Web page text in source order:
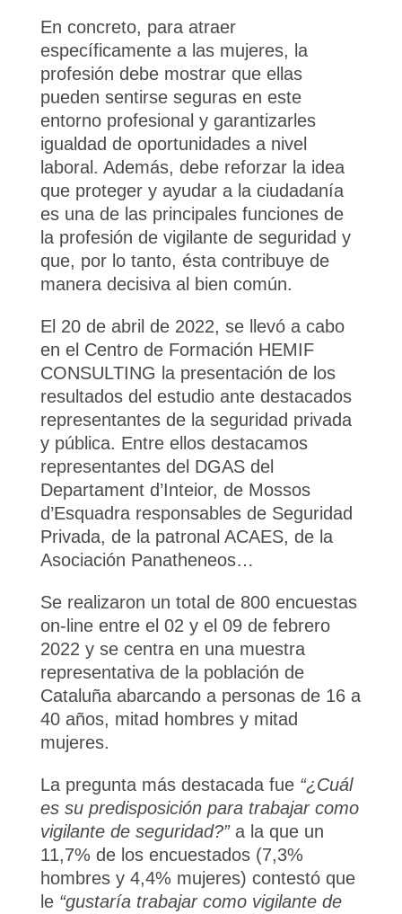
En concreto, para atraer
específicamente a las mujeres, la
profesión debe mostrar que ellas
pueden sentirse seguras en este
entorno profesional y garantizarles
igualdad de oportunidades a nivel
laboral. Además, debe reforzar la idea
que proteger y ayudar a la ciudadanía
es una de las principales funciones de
la profesión de vigilante de seguridad y
que, por lo tanto, ésta contribuye de
manera decisiva al bien común.
El 20 de abril de 2022, se llevó a cabo
en el Centro de Formación HEMIF
CONSULTING la presentación de los
resultados del estudio ante destacados
representantes de la seguridad privada
y pública. Entre ellos destacamos
representantes del DGAS del
Departament d’Inteior, de Mossos
d’Esquadra responsables de Seguridad
Privada, de la patronal ACAES, de la
Asociación Panatheneos…
Se realizaron un total de 800 encuestas
on-line entre el 02 y el 09 de febrero
2022 y se centra en una muestra
representativa de la población de
Cataluña abarcando a personas de 16 a
40 años, mitad hombres y mitad
mujeres.
La pregunta más destacada fue “¿Cuál
es su predisposición para trabajar como
vigilante de seguridad?”a la que un
11,7% de los encuestados (7,3%
hombres y 4,4% mujeres) contestó que
le “gustaría trabajar como vigilante de